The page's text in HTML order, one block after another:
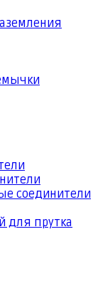
соединители
для прутка